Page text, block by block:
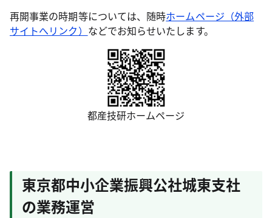
再開事業の時期等については、随時ホームページ（外部
サイトへリンク） などでお知らせいたします。
都産技研ホームページ
東京都中小企業振興公社城東支社
の業務運営